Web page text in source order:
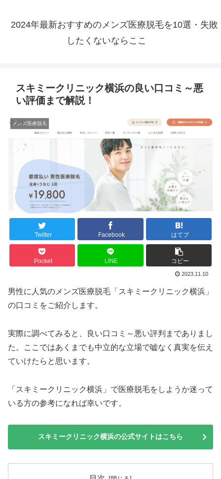
2024年最新おすすめのメンズ医療脱毛を10選・失敗
したくないならここ
スキミークリニック横浜の良い口コミ～悪
い評価まで解説！
メンズ医療脱毛
Twitter Facebook はてブ
Pocket LINE コピー
2023.11.10
男性に人気のメンズ医療脱毛「スキミークリニック横浜」
の口コミをご紹介します。
実際に調べてみると、良い口コミ～悪い評判までありまし
た。ここではあくまでも中立的な立場で嘘なく真実を伝え
ていけたらと思います。
「スキミークリニック横浜」で医療脱毛をしようか迷って
いる方の参考になれば幸いです。
スキミークリニック横浜の公式サイトはこちら